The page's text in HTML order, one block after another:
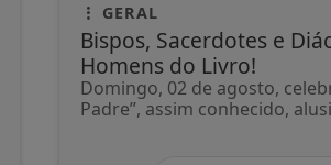
GERAL
Bispos, Sacerdotes e
Homens do Livro!
Domingo, 02 de agosto,
Padre”, assim conhecido,